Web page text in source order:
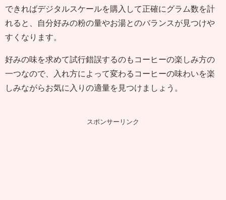
できればデジタルスケールを購入して正確にグラム数を計
れると、自分好みの粉の量やお湯とのバランスが見つけや
すくなります。
好みの味を求めて試行錯誤するのもコーヒーの楽しみ方の
一つなので、入れ方によって変わるコーヒーの味わいを楽
しみながらお気に入りの適量を見つけましょう。
スポンサーリンク